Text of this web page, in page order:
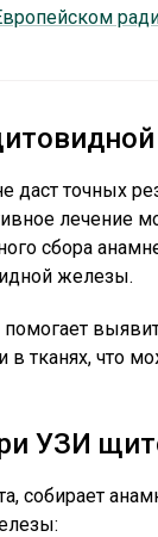
точных
лечение
сбора
железы.
тканях, что
УЗИ
собирает